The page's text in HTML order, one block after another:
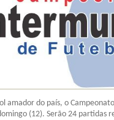
amador do país, o
(12). Serão 24 partidas